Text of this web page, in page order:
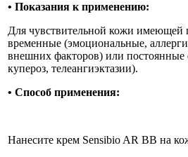
• Показания к применению:
Для чувствительной кожи имеющей
временные (эмоциональные,
внешних факторов) или постоянные
купероз, телеангиэктазии).
• Способ применения:
Нанесите крем Sensibio AR BB на